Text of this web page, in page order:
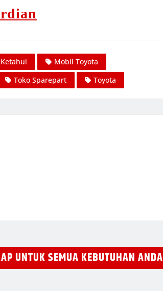
Mobil Toyota
Toko Sparepart Toyota
UNTUK SEMUA KEBUTUHAN ANDA